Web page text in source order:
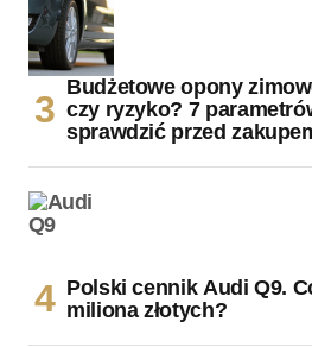
Budżetowe opony
czy ryzyko? 7
sprawdzić przed
Polski cennik Audi Q9.
miliona złotych?